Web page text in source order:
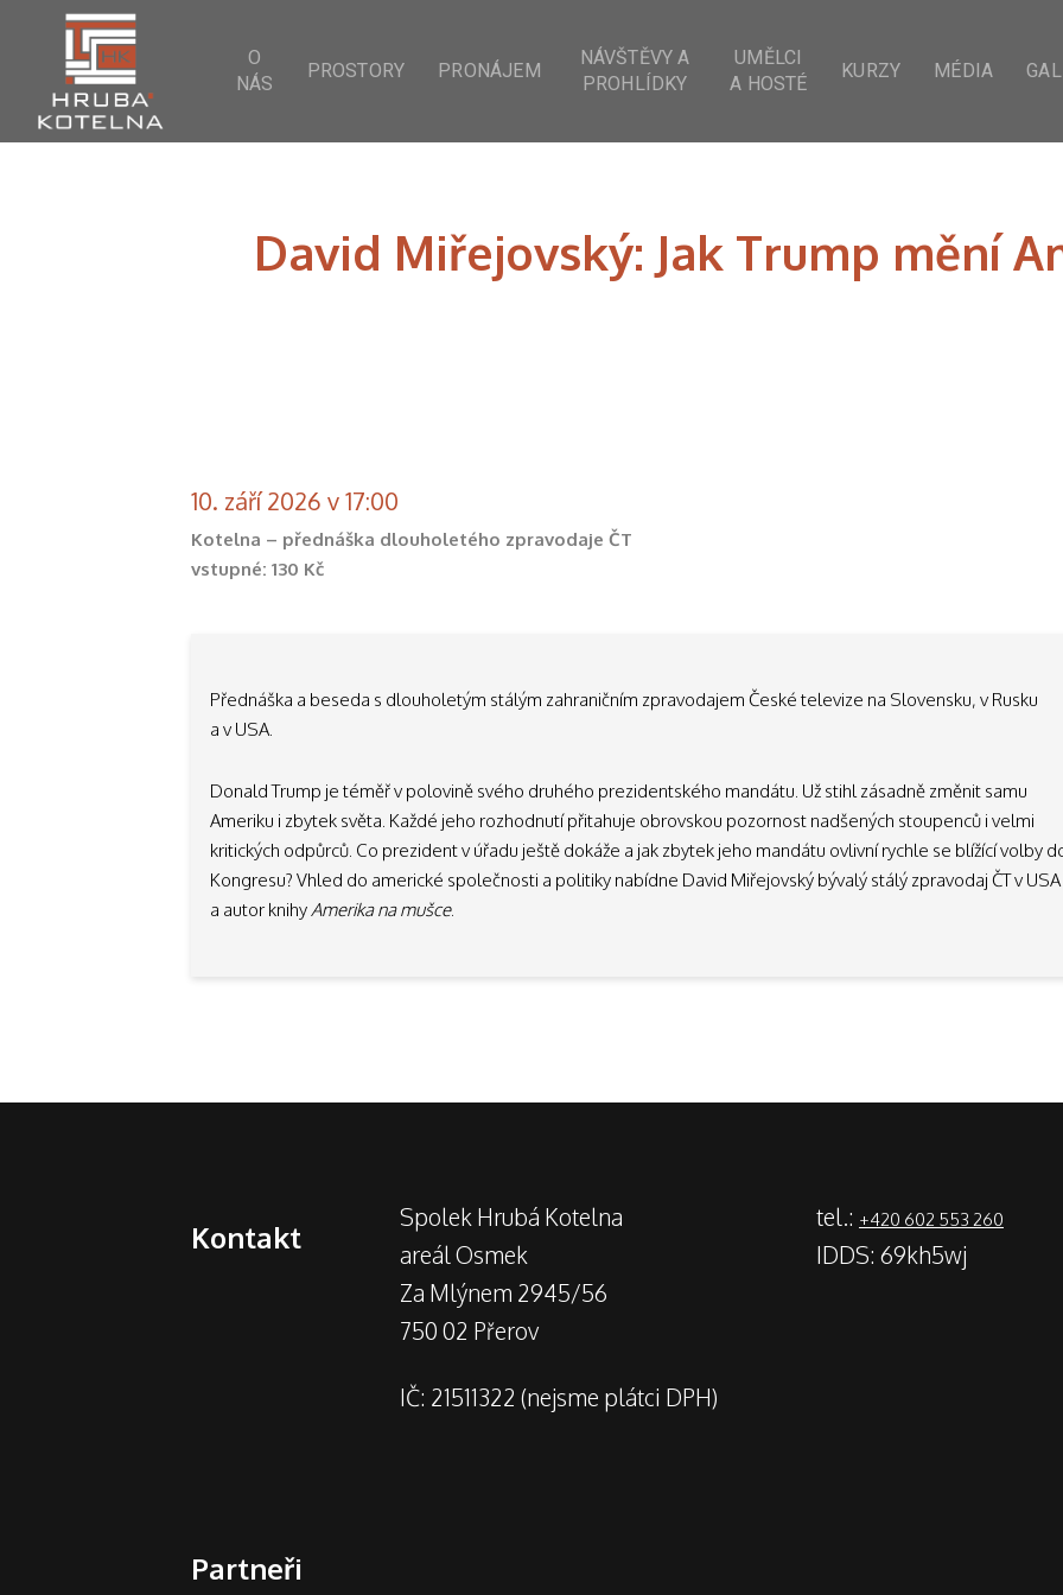
O
NÁS
PROSTORY PRONÁJEM
NÁVŠTĚVY A
PROHLÍDKY
UMĚLCI
A HOSTÉ
KURZY MÉDIA
David Miřejovský: Jak Trump mění
10. září 2026 v 17:00
Kotelna – přednáška dlouholetého zpravodaje ČT
vstupné: 130 Kč
Přednáška a beseda s dlouholetým stálým zahraničním zpravodajem České televize na Slovensku, v Rusku
a v USA.
Donald Trump je téměř v polovině svého druhého prezidentského mandátu. Už stihl zásadně změnit samu
Ameriku i zbytek světa. Každé jeho rozhodnutí přitahuje obrovskou pozornost nadšených stoupenců i velmi
kritických odpůrců. Co prezident v úřadu ještě dokáže a jak zbytek jeho mandátu ovlivní rychle se blížící volby
Kongresu? Vhled do americké společnosti a politiky nabídne David Miřejovský bývalý stálý zpravodaj ČT v USA
a autor knihyAmerika na mušce.
Kontakt
Spolek Hrubá Kotelna
areál Osmek
Za Mlýnem 2945/56
750 02 Přerov
IČ: 21511322 (nejsme plátci DPH)
tel.: +420 602 553 260
IDDS: 69kh5wj
Partneři